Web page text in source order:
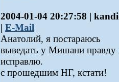
2004-01-04 20:27:58 |
| E-Mail
Анатолий, я постараюсь
выведать у Мишани правду
исправлю.
с прошедшим НГ, кстати!